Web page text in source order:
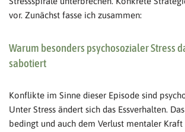
vor. Zunächst fasse ich zusammen:
Warum besonders psychosozialer Stress
sabotiert
Konflikte im Sinne dieser Episode sind
Unter Stress ändert sich das Essverhalten.
bedingt und auch dem Verlust mentaler Kraft